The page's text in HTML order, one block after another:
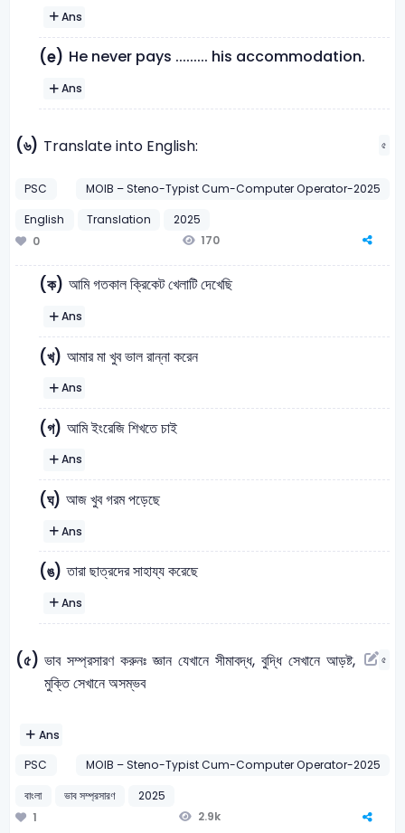
Ans
(e) He never pays ......... his accommodation.
Ans
(৬) Translate into English: ৫
PSC
MOIB – Steno-Typist Cum-Computer Operator-2025
English
Translation
2025
0
170
(ক) আমি গতকাল ক্রিকেট খেলাটি দেখেছি
Ans
(খ) আমার মা খুব ভাল রান্না করেন
Ans
(গ) আমি ইংরেজি শিখতে চাই
Ans
(ঘ) আজ খুব গরম পড়েছে
Ans
(ঙ) তারা ছাত্রদের সাহায্য করেছে
Ans
(৫) ভাব সম্প্রসারণ করুনঃ জ্ঞান যেখানে সীমাবদ্ধ, বুদ্ধি সেখানে আড়ষ্ট,
মুক্তি সেখানে অসম্ভব
৫
Ans
PSC
MOIB – Steno-Typist Cum-Computer Operator-2025
বাংলা
ভাব সম্প্রসারণ
2025
1
2.9k